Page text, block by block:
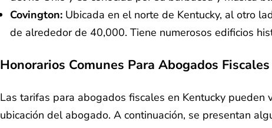
Covington: Ubicada en el norte de Kentucky, al otro
de alrededor de 40,000. Tiene numerosos edificios
Honorarios Comunes Para Abogados
Las tarifas para abogados fiscales en Kentucky
ubicación del abogado. A continuación, se presentan